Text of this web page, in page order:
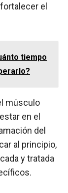
el
tiempo
músculo
en el
del
al principio,
y tratada